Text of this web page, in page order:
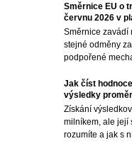
Směrnice EU o
červnu 2026 v
Směrnice zavádí
stejné odměny
podpořené
Jak číst
výsledky
Získání
milníkem, ale její
rozumíte a jak s